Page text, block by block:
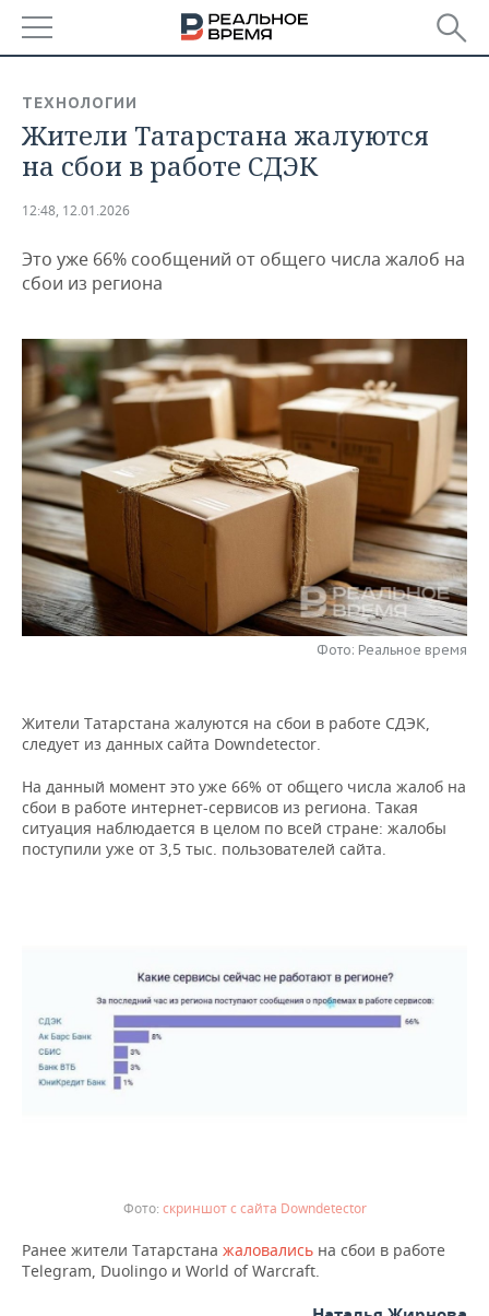
БАШКОРТОСТАН
ТАТАРСТАН
НОВОСТИ
АНАЛИТИКА
ДЕКЛАРАЦИИ О ДОХОДАХ
ВУЗЫ ТАТАРСТАНА
КОМУ ПРИНАДЛЕЖАТ
ТОРГОВЫЕ ЦЕНТРЫ
ТАТАРСТАНА
НОВОСТИ ЭКОНОМИКИ
БАНКИ
БЮДЖЕТ
ИНВЕСТИЦИИ
ПРОМЫШЛЕННОСТЬ
ПРОМЫШЛЕННОСТИ
АГРОПРОМ
МАШИНОСТРОЕНИЕ
НЕФТЕХИМИЯ
НЕФТЬ
ОПК
НОВОСТИ НЕДВИЖИМОСТИ
АВТО
НОВОСТИ АВТО
БИЗНЕС
НОВОСТИ БИЗНЕСА
РОЗНИЧНАЯ ТОРГОВЛЯ
ТРАНСПОРТ
УСЛУГИ
ТЕХНОЛОГИИ
НОВОСТИ ТЕХНОЛОГИЙ
IT
МЕДИА
МЕРОПРИЯТИЯ
НОВОСТИ МЕРОПРИЯТИЙ
ВЫЕЗДНАЯ РЕДАКЦИЯ
ONLINE-КОНФЕРЕНЦИИ
ОТКРЫТАЯ ЛЕКЦИЯ
СПОРТ
НОВОСТИ СПОРТА
ХОККЕЙ
БАСКЕТБОЛ
ВОЛЕЙБОЛ
ВОДНЫЕ ВИДЫ СПОРТА
ХОККЕЙ С МЯЧОМ
ОБЩЕСТВО
ВЛАСТЬ
ИНФРАСТРУКТУРА
ИСТОРИЯ
ОБРАЗОВАНИЕ
ПРОИСШЕСТВИЯ
СЮЖЕТЫ
СПРАВОЧНИК
СПИСОК ПЕРСОН
ПОЛНАЯ ВЕРСИЯ
ТЕХНОЛОГИИ
Жители Татарстана жалуются
на сбои в работе СДЭК
12:48, 12.01.2026
Это уже 66% сообщений от общего числа жалоб на
сбои из региона
Фото: Реальное время
Жители Татарстана жалуются на сбои в работе СДЭК,
следует из данных сайта Downdetector.
На данный момент это уже 66% от общего числа жалоб на
сбои в работе интернет-сервисов из региона. Такая
ситуация наблюдается в целом по всей стране: жалобы
поступили уже от 3,5 тыс. пользователей сайта.
скриншот c сайта Downdetector
Ранее жители Татарстана жаловались на сбои в работе
Telegram, Duolingo и World of Warcraft.